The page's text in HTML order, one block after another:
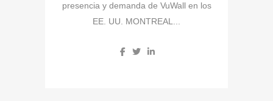
presencia y demanda de VuWall en los
EE. UU. MONTREAL...